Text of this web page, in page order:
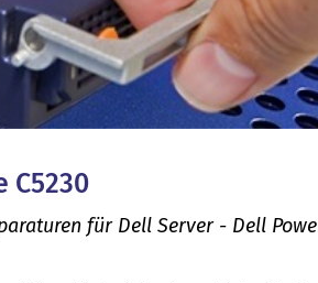
C5230
für Dell Server - Dell